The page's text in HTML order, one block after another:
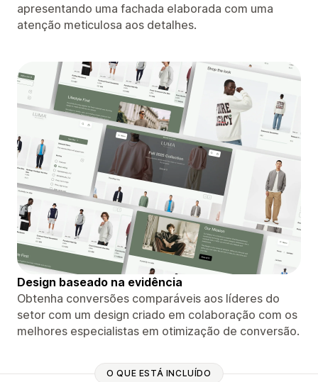
apresentando uma fachada elaborada com uma
atenção meticulosa aos detalhes.
Design baseado na evidência
Obtenha conversões comparáveis ​​aos líderes do
setor com um design criado em colaboração com os
melhores especialistas em otimização de conversão.
O QUE ESTÁ INCLUÍDO